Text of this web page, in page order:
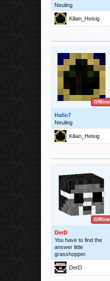
Neuling
Kilian_Heisig
Offline
Hallo7
Neuling
Kilian_Heisig
Offline
DerD
You have to find the
answer little
grasshopper.
DerD